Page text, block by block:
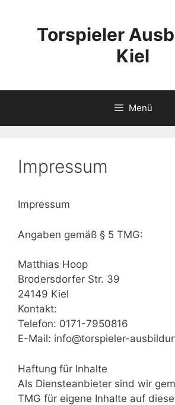
Torspieler
Kiel
Menü
Impressum
Impressum
Angaben gemäß § 5 TMG:
Matthias Hoop
Brodersdorfer Str. 39
24149 Kiel
Kontakt:
Telefon: 0171-7950816
E-Mail: info@torspieler-
Haftung für Inhalte
Als Diensteanbieter sind wir
TMG für eigene Inhalte auf